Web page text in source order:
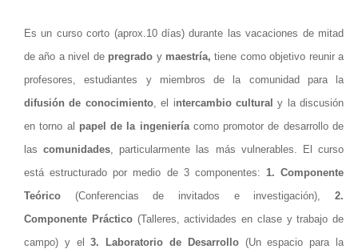
Es un curso corto (aprox.10 días) durante las vacaciones de mitad
de año a nivel de pregrado y maestría,tiene como objetivo reunir a
profesores, estudiantes y miembros de la comunidad para la
difusión de conocimiento, el intercambio culturaly la discusión
en torno al papel de la ingenieríacomo promotor de desarrollo de
lascomunidades, particularmente las más vulnerables. El curso
está estructurado por medio de 3 componentes: 1. Componente
Teórico (Conferencias de invitados e investigación), 2.
Componente Práctico (Talleres, actividades en clase y trabajo de
campo) y el3. Laboratorio de Desarrollo(Un espacio para la